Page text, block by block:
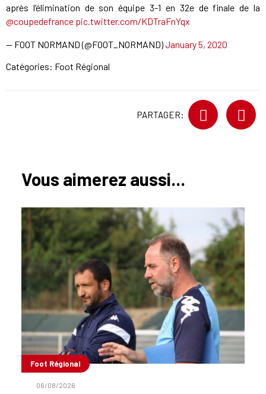
après l’élimination de son équipe 3-1 en 32e de finale de la
@coupedefrance pic.twitter.com/KDTraFnYqx
— FOOT NORMAND (@FOOT_NORMAND)January 5, 2020
Catégories: Foot Régional
PARTAGER:
Vous aimerez aussi...
Foot Régional
06/08/2026